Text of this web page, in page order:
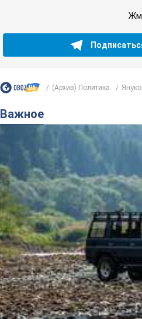
(Архив) Политика
Важное